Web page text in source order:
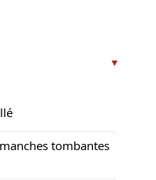
tombantes